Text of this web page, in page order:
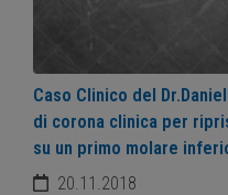
Caso Clinico del
di corona clinica per
su un primo molare
20.11.2018